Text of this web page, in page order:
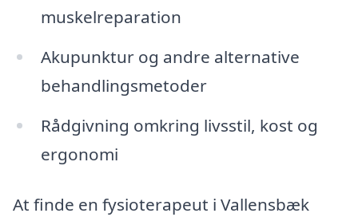
muskelreparation
Akupunktur og andre alternative
behandlingsmetoder
Rådgivning omkring livsstil, kost og
ergonomi
At finde en fysioterapeut i Vallensbæk